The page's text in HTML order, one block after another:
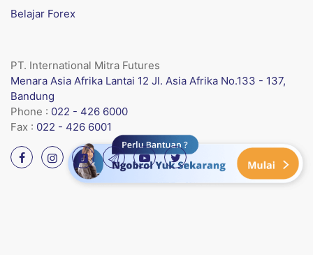
Belajar Forex
PT. International Mitra Futures
Menara Asia Afrika Lantai 12 Jl. Asia Afrika No.133 - 137,
Bandung
Phone : 022 - 426 6000
Fax : 022 - 426 6001